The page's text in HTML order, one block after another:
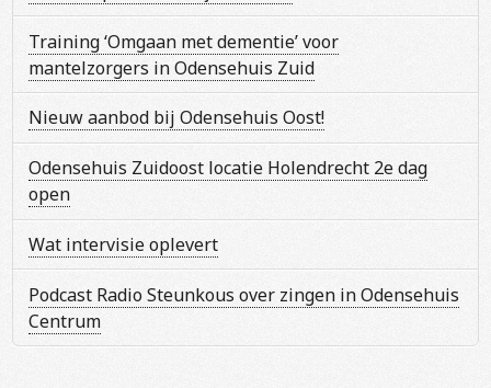
Training ‘Omgaan met dementie’ voor
mantelzorgers in Odensehuis Zuid
Nieuw aanbod bij Odensehuis Oost!
Odensehuis Zuidoost locatie Holendrecht 2e dag
open
Wat intervisie oplevert
Podcast Radio Steunkous over zingen in Odensehuis
Centrum